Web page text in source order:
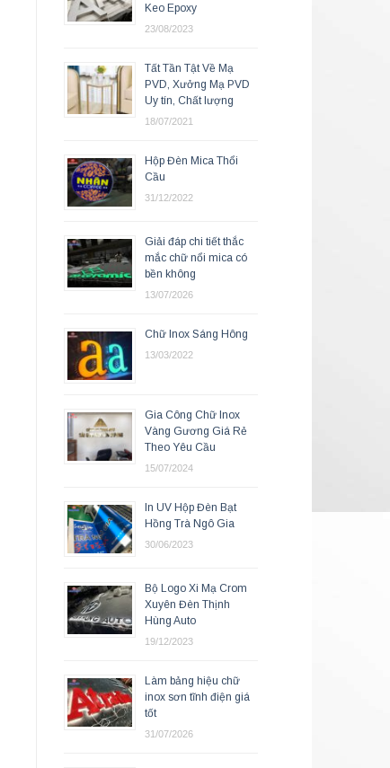
Keo Epoxy
23/08/2023
Tất Tần Tật Về Mạ
PVD, Xưởng Mạ PVD
Uy tín, Chất lượng
18/07/2021
Hộp Đèn Mica Thổi
Cầu
31/12/2022
Giải đáp chi tiết thắc
mắc chữ nổi mica có
bền không
13/07/2026
Chữ Inox Sáng Hông
13/03/2022
Gia Công Chữ Inox
Vàng Gương Giá Rẻ
Theo Yêu Cầu
15/07/2024
In UV Hộp Đèn Bạt
Hồng Trà Ngô Gia
30/06/2023
Bộ Logo Xi Mạ Crom
Xuyên Đèn Thịnh
Hùng Auto
19/12/2023
Làm bảng hiệu chữ
inox sơn tĩnh điện giá
tốt
31/07/2026